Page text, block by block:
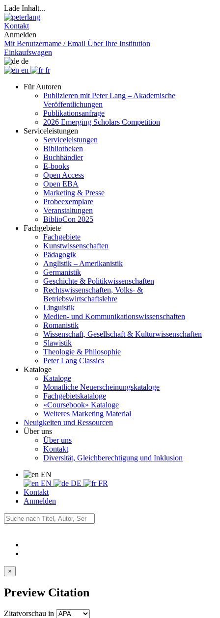
Lade Inhalt...
Kontakt
Anmelden
Mit Benutzername / Email Über Ihre Institution
Einkaufswagen
de
en
fr
Für Autoren
Publizieren mit Peter Lang – Akademische
Veröffentlichungen
Publikationsanfrage
2026 Emerging Scholars Competition
Serviceleistungen
Serviceleistungen
Bibliotheken
Buchhändler
E-books
Open Access
Open EBA
Marketing & Presse
Probeexemplare
Veranstaltungen
BiblioCon 2025
Fachgebiete
Fachgebiete
Kunstwissenschaften
Pädagogik
Anglistik – Amerikanistik
Germanistik
Geschichte & Politikwissenschaften
Rechtswissenschaften, Volks- &
Betriebswirtschaftslehre
Linguistik
Medien- und Kommunikationswissenschaften
Romanistik
Wissenschaft, Gesellschaft & Kulturwissenschaften
Slawistik
Theologie & Philosophie
Peter Lang Classics
Kataloge
Kataloge
Monatliche Neuerscheinungskataloge
Fachgebietskataloge
«Coursebook» Kataloge
Weiteres Marketing Material
Neuigkeiten und Ressourcen
Über uns
Über uns
Kontakt
Diversität, Gleichberechtigung und Inklusion
EN
EN
DE
FR
Kontakt
Anmelden
×
Preview Citation
Zitatvorschau in